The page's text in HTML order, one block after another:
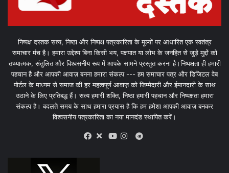
निष्पक्ष दस्तक सत्य, निष्ठा और निष्पक्ष पत्रकारिता के मूल्यों पर आधारित एक स्वतंत्र
समाचार मंच है। हमारा उद्देश्य बिना किसी भय, पक्षपात या लोभ के जनहित से जुड़े मुद्दों को
तथ्यात्मक, संतुलित और विश्वसनीय रूप में आपके सामने प्रस्तुत करना है।निष्पक्षता ही हमारी
पहचान है और आपकी आवाज़ बनना हमारा संकल्प --- हम समाचार पत्र और डिजिटल वेब
पोर्टल के माध्यम से समाज की हर महत्वपूर्ण आवाज़ को जिम्मेदारी और ईमानदारी के साथ
उठाने के लिए प्रतिबद्ध हैं। सत्य हमारी शक्ति, निष्ठा हमारी पहचान और निष्पक्षता हमारा
संकल्प है। बदलते समय के साथ हमारा प्रयास है कि हम हमेशा आपकी आवाज़ बनकर
विश्वसनीय पत्रकारिता का नया मानदंड स्थापित करें।
X
Telegram